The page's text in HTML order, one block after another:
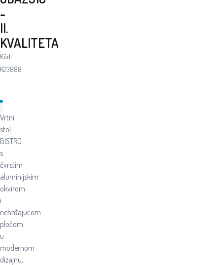
-
II.
KVALITETA
Kôd:
K23888
Vrtni
stol
BISTRO
s
čvrstim
aluminijskim
okvirom
i
nehrđajućom
pločom
u
modernom
dizajnu,